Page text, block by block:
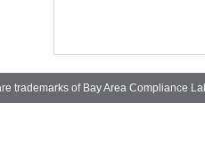
trademarks of Bay Area